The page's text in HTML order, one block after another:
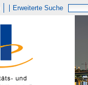
Erweiterte Suche